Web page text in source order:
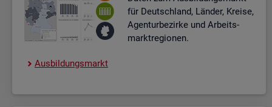
für Deutsch­land, Län­der, Krei­se,
Agen­tur­be­zir­ke und Ar­beits­
markt­re­gio­nen.
Aus­bil­dungs­markt